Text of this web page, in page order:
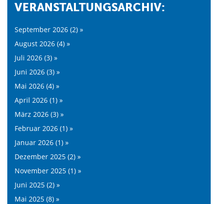
VERANSTALTUNGSARCHIV:
September 2026 (2) »
August 2026 (4) »
Juli 2026 (3) »
Juni 2026 (3) »
Mai 2026 (4) »
April 2026 (1) »
März 2026 (3) »
Februar 2026 (1) »
Januar 2026 (1) »
Dezember 2025 (2) »
November 2025 (1) »
Juni 2025 (2) »
Mai 2025 (8) »